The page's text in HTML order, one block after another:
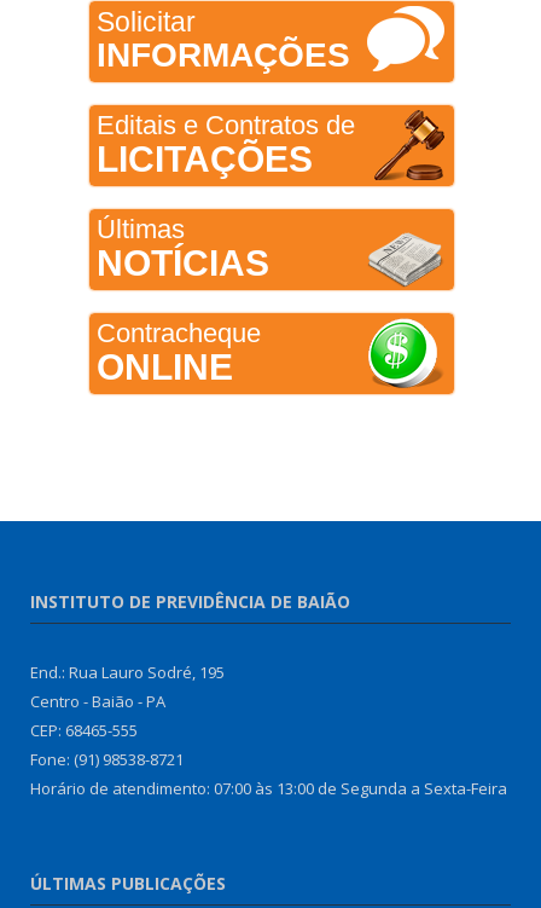
Solicitar
INFORMAÇÕES
Editais e Contratos de
LICITAÇÕES
Últimas
NOTÍCIAS
Contracheque
ONLINE
INSTITUTO DE PREVIDÊNCIA DE BAIÃO
End.: Rua Lauro Sodré, 195
Centro - Baião - PA
CEP: 68465-555
Fone: (91) 98538-8721
Horário de atendimento: 07:00 às 13:00 de Segunda a Sexta-Feira
ÚLTIMAS PUBLICAÇÕES